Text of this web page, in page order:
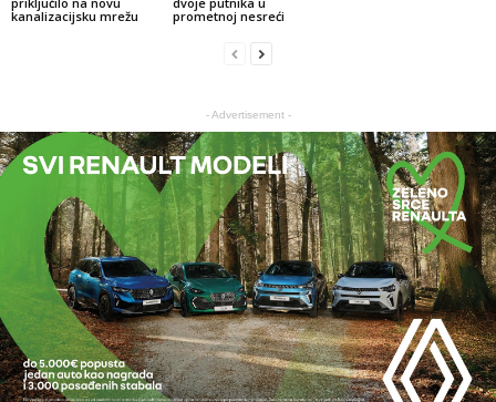
kanalizacijsku mrežu
prometnoj nesreći
- Advertisement -